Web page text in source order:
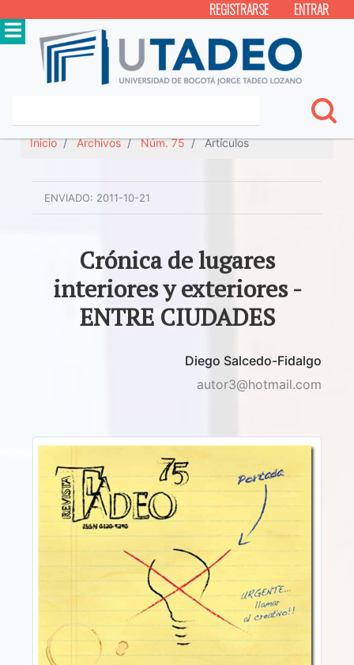
REGISTRARSE ENTRAR
Inicio Archivos Núm. 75 Artículos
ENVIADO: 2011-10-21
Crónica de lugares
interiores y exteriores -
ENTRE CIUDADES
Diego Salcedo-Fidalgo
autor3@hotmail.com